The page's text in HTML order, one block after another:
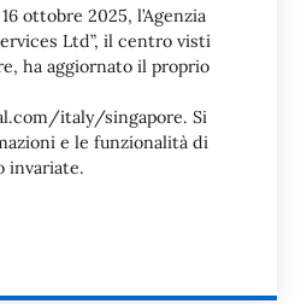
ottobre 2025, l’Agenzia
Ltd”, il centro visti
ha aggiornato il proprio
italy/singapore. Si
e le funzionalità di
invariate.